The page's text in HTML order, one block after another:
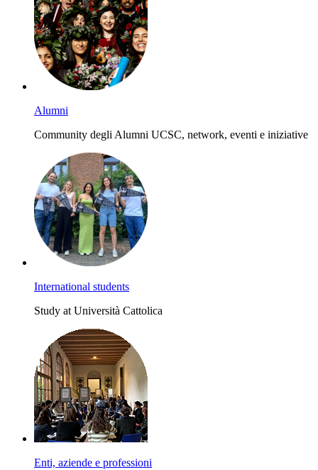
Alumni
Community degli Alumni UCSC, network, eventi e iniziative
International students
Study at Università Cattolica
Enti, aziende e professioni